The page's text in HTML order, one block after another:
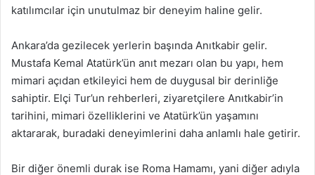
katılımcılar için unutulmaz bir deneyim haline gelir.
Ankara’da gezilecek yerlerin başında Anıtkabir gelir.
Mustafa Kemal Atatürk’ün anıt mezarı olan bu yapı, hem
mimari açıdan etkileyici hem de duygusal bir derinliğe
sahiptir. Elçi Tur’un rehberleri, ziyaretçilere Anıtkabir’in
tarihini, mimari özelliklerini ve Atatürk’ün yaşamını
aktararak, buradaki deneyimlerini daha anlamlı hale getirir.
Bir diğer önemli durak ise Roma Hamamı, yani diğer adıyla